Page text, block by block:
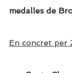
medalles de
En concret per